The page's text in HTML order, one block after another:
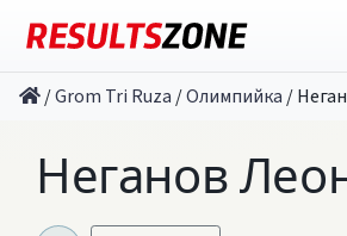
/Grom Tri Ruza /Олимпийка /
Неганов